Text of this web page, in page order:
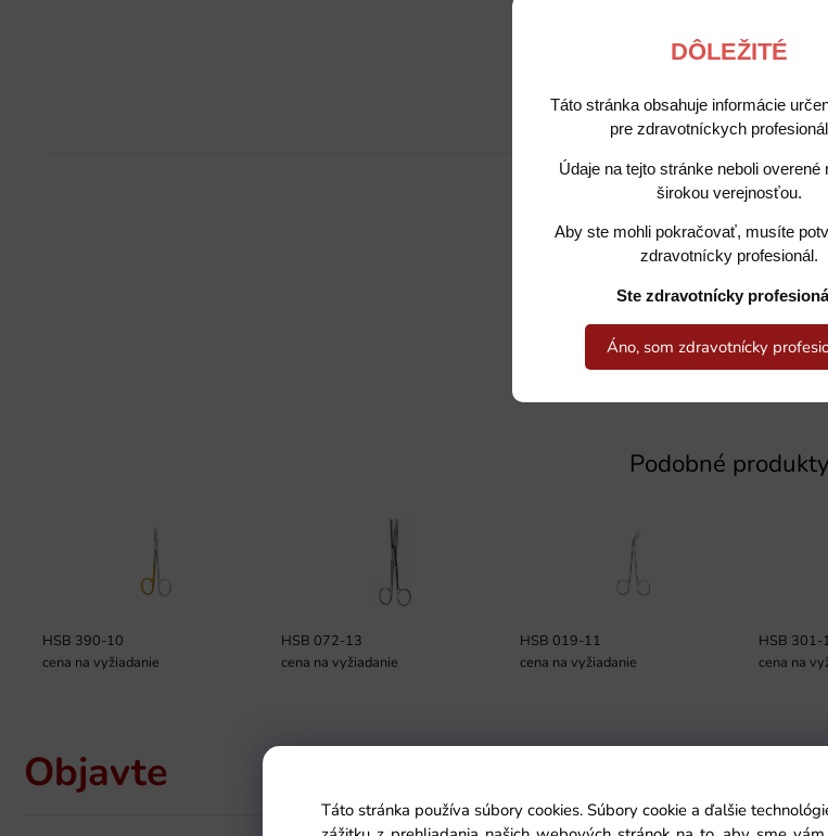
DÔLEŽITÉ
Táto stránka obsahuje informácie
pre zdravotníckych
Údaje na tejto stránke neboli overené
širokou verejnosťou.
Aby ste mohli pokračovať, musíte
zdravotnícky profesionál.
Ste zdravotnícky
Áno, som zdravotnícky
Popis Potrebujete
Podobné produkty
HSB 390-10
cena na vyžiadanie
HSB 072-13
cena na vyžiadanie
HSB 019-11
cena na vyžiadanie
HSB 301-
cena na
Objavte
Táto stránka používa súbory cookies. Súbory cookie a ďalšie